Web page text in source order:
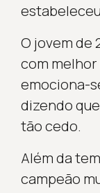
O jovem de
com melhor
emociona-
dizendo
tão cedo.
Além da
campeão